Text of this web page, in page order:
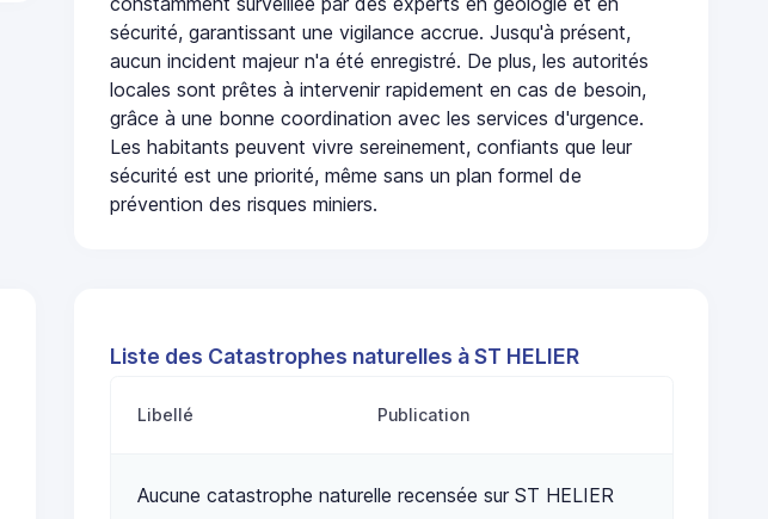
sécurité, garantissant une vigilance accrue. Jusqu'à présent,
aucun incident majeur n'a été enregistré. De plus, les autorités
locales sont prêtes à intervenir rapidement en cas de besoin,
grâce à une bonne coordination avec les services d'urgence.
Les habitants peuvent vivre sereinement, confiants que leur
sécurité est une priorité, même sans un plan formel de
prévention des risques miniers.
Liste des Catastrophes naturelles à ST HELIER
Libellé Publication
Aucune catastrophe naturelle recensée sur ST HELIER